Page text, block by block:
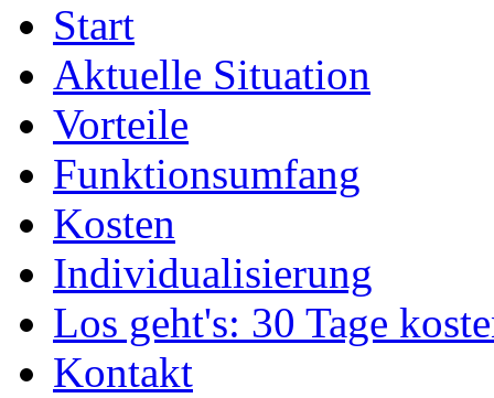
Start
Aktuelle Situation
Vorteile
Funktionsumfang
Kosten
Individualisierung
Los geht's: 30 Tage
Kontakt